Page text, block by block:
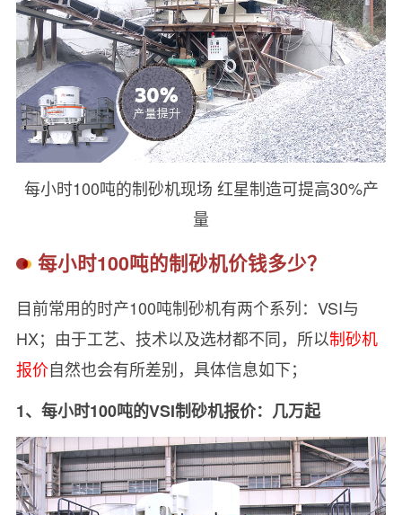
每小时100吨的制砂机现场 红星制造可提高30%产
量
每小时100吨的制砂机价钱多少？
目前常用的时产100吨制砂机有两个系列：VSI与
HX；由于工艺、技术以及选材都不同，所以制砂机
报价自然也会有所差别，具体信息如下；
1、每小时100吨的VSI制砂机报价：几万起